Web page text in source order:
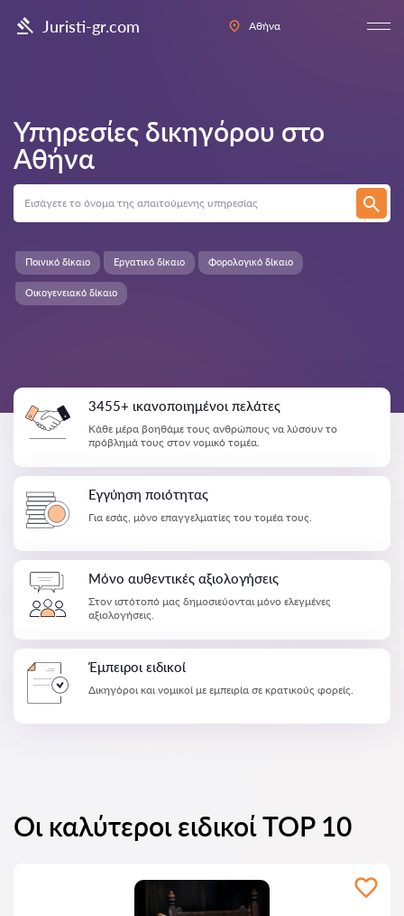
Juristi-gr.com Αθήνα
Υπηρεσίες δικηγόρου στο
Αθήνα
Οικογενειακό δίκαιο
Ποινικό δίκαιο Εργατικό δίκαιο Φορολογικό δίκαιο
3455+ ικανοποιημένοι πελάτες
Κάθε μέρα βοηθάμε τους ανθρώπους να λύσουν το
πρόβλημά τους στον νομικό τομέα.
Εγγύηση ποιότητας
Για εσάς, μόνο επαγγελματίες του τομέα τους.
Μόνο αυθεντικές αξιολογήσεις
Στον ιστότοπό μας δημοσιεύονται μόνο ελεγμένες
αξιολογήσεις.
Έμπειροι ειδικοί
Δικηγόροι και νομικοί με εμπειρία σε κρατικούς φορείς.
Οι καλύτεροι ειδικοί TOP 10